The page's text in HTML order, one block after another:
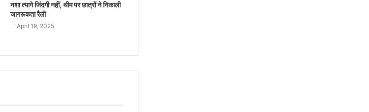
नशा त्यागे जिंदगी नहीं, थीम पर छात्रों ने निकाली
जागरूकता रैली
April 19, 2025